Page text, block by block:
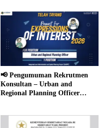
📢 Pengumuman Rekrutmen
Konsultan – Urban and
Regional Planning Officer